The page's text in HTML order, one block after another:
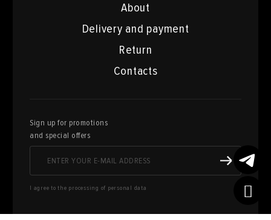
About
Delivery and payment
Return
Contacts
Sign up for promotions
and special offers
I agree to the processing of personal data